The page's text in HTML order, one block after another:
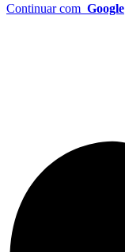
Continuar com Google